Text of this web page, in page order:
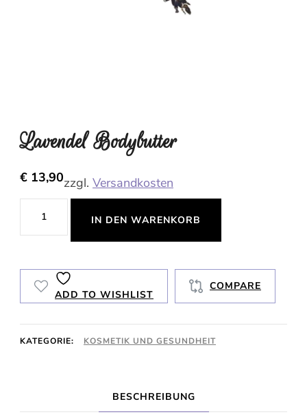
Lavendel Bodybutter
€ 13,90zzgl. Versandkosten
Lavendel
Bodybutter
IN DEN WARENKORB
ADD TO WISHLIST
COMPARE
KATEGORIE: KOSMETIK UND GESUNDHEIT
BESCHREIBUNG